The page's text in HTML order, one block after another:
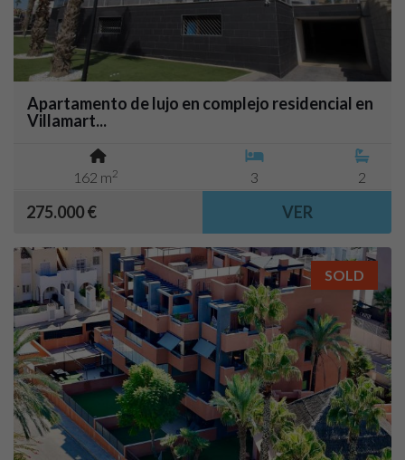
Apartamento de lujo en complejo residencial en
Villamart...
162 m2 3 2
275.000 € VER
SOLD